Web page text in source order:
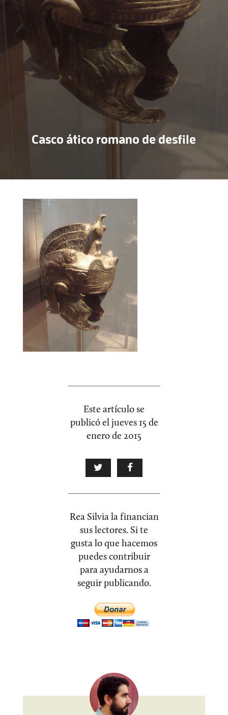
Casco ático romano de desfile
Este artículo se
publicó eljueves 15 de
enero de 2015
Rea Silvia la financian
sus lectores. Si te
gusta lo que hacemos
puedes contribuir
para ayudarnos a
seguir publicando.